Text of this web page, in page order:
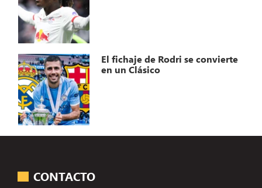
El fichaje de Rodri se convierte
en un Clásico
CONTACTO